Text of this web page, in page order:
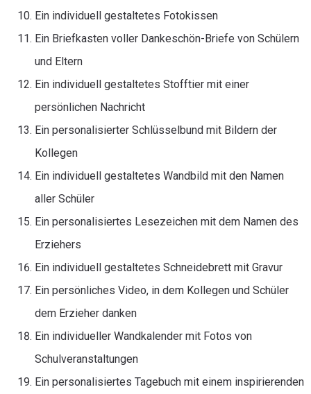
Ein individuell gestaltetes Fotokissen
Ein Briefkasten voller Dankeschön-Briefe von Schülern
und Eltern
Ein individuell gestaltetes Stofftier mit einer
persönlichen Nachricht
Ein personalisierter Schlüsselbund mit Bildern der
Kollegen
Ein individuell gestaltetes Wandbild mit den Namen
aller Schüler
Ein personalisiertes Lesezeichen mit dem Namen des
Erziehers
Ein individuell gestaltetes Schneidebrett mit Gravur
Ein persönliches Video, in dem Kollegen und Schüler
dem Erzieher danken
Ein individueller Wandkalender mit Fotos von
Schulveranstaltungen
Ein personalisiertes Tagebuch mit einem inspirierenden